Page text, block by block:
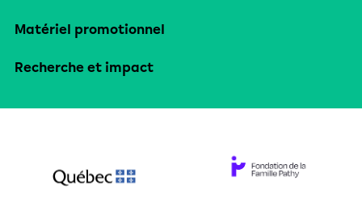
Matériel promotionnel
Recherche et impact